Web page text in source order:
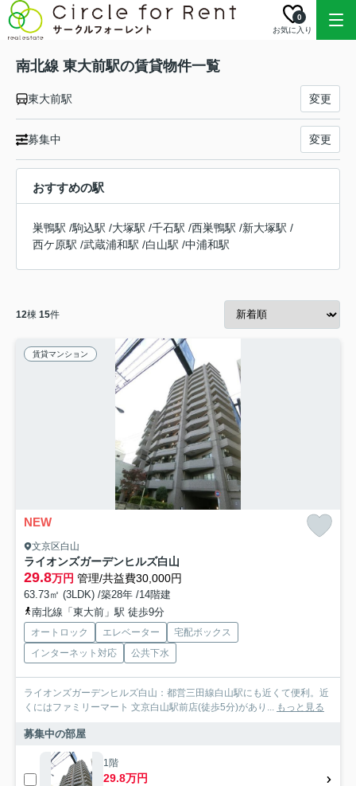
お気に入り
0
南北線 東大前駅の賃貸物件一覧
東大前駅 変更
募集中 変更
おすすめの駅
巣鴨駅 /駒込駅 /大塚駅 /千石駅 /西巣鴨駅 /新大塚駅 /
西ケ原駅 /武蔵浦和駅 /白山駅 /中浦和駅
12棟 15件
賃貸マンション
NEW
文京区白山
ライオンズガーデンヒルズ白山
29.8万円 管理/共益費30,000円
63.73㎡ (3LDK) /築28年 /14階建
南北線「東大前」駅 徒歩9分
オートロック エレベーター
宅配ボックス
インターネット対応
公共下水
ライオンズガーデンヒルズ白山：都営三田線白山駅にも近くて便利。近
くにはファミリーマート 文京白山駅前店(徒歩5分)があり... もっと見る
募集中の部屋
1階
29.8万円